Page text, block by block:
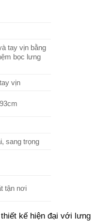
tay vịn bằng
bọc lưng
vịn
sang trọng
tận nơi
kế hiện đại với lưng